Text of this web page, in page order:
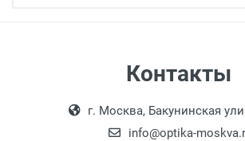
18:00, по субботам с
офисе по адресу:
Контакты
г. Москва, Бакунинская
info@optika-